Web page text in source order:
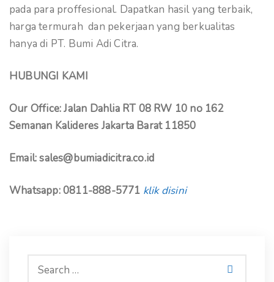
pada para proffesional. Dapatkan hasil yang terbaik,
harga termurah dan pekerjaan yang berkualitas
hanya di PT. Bumi Adi Citra.
HUBUNGI KAMI
Our Office: Jalan Dahlia RT 08 RW 10 no 162
Semanan Kalideres Jakarta Barat 11850
Email: sales@bumiadicitra.co.id
Whatsapp: 0811-888-5771 klik disini